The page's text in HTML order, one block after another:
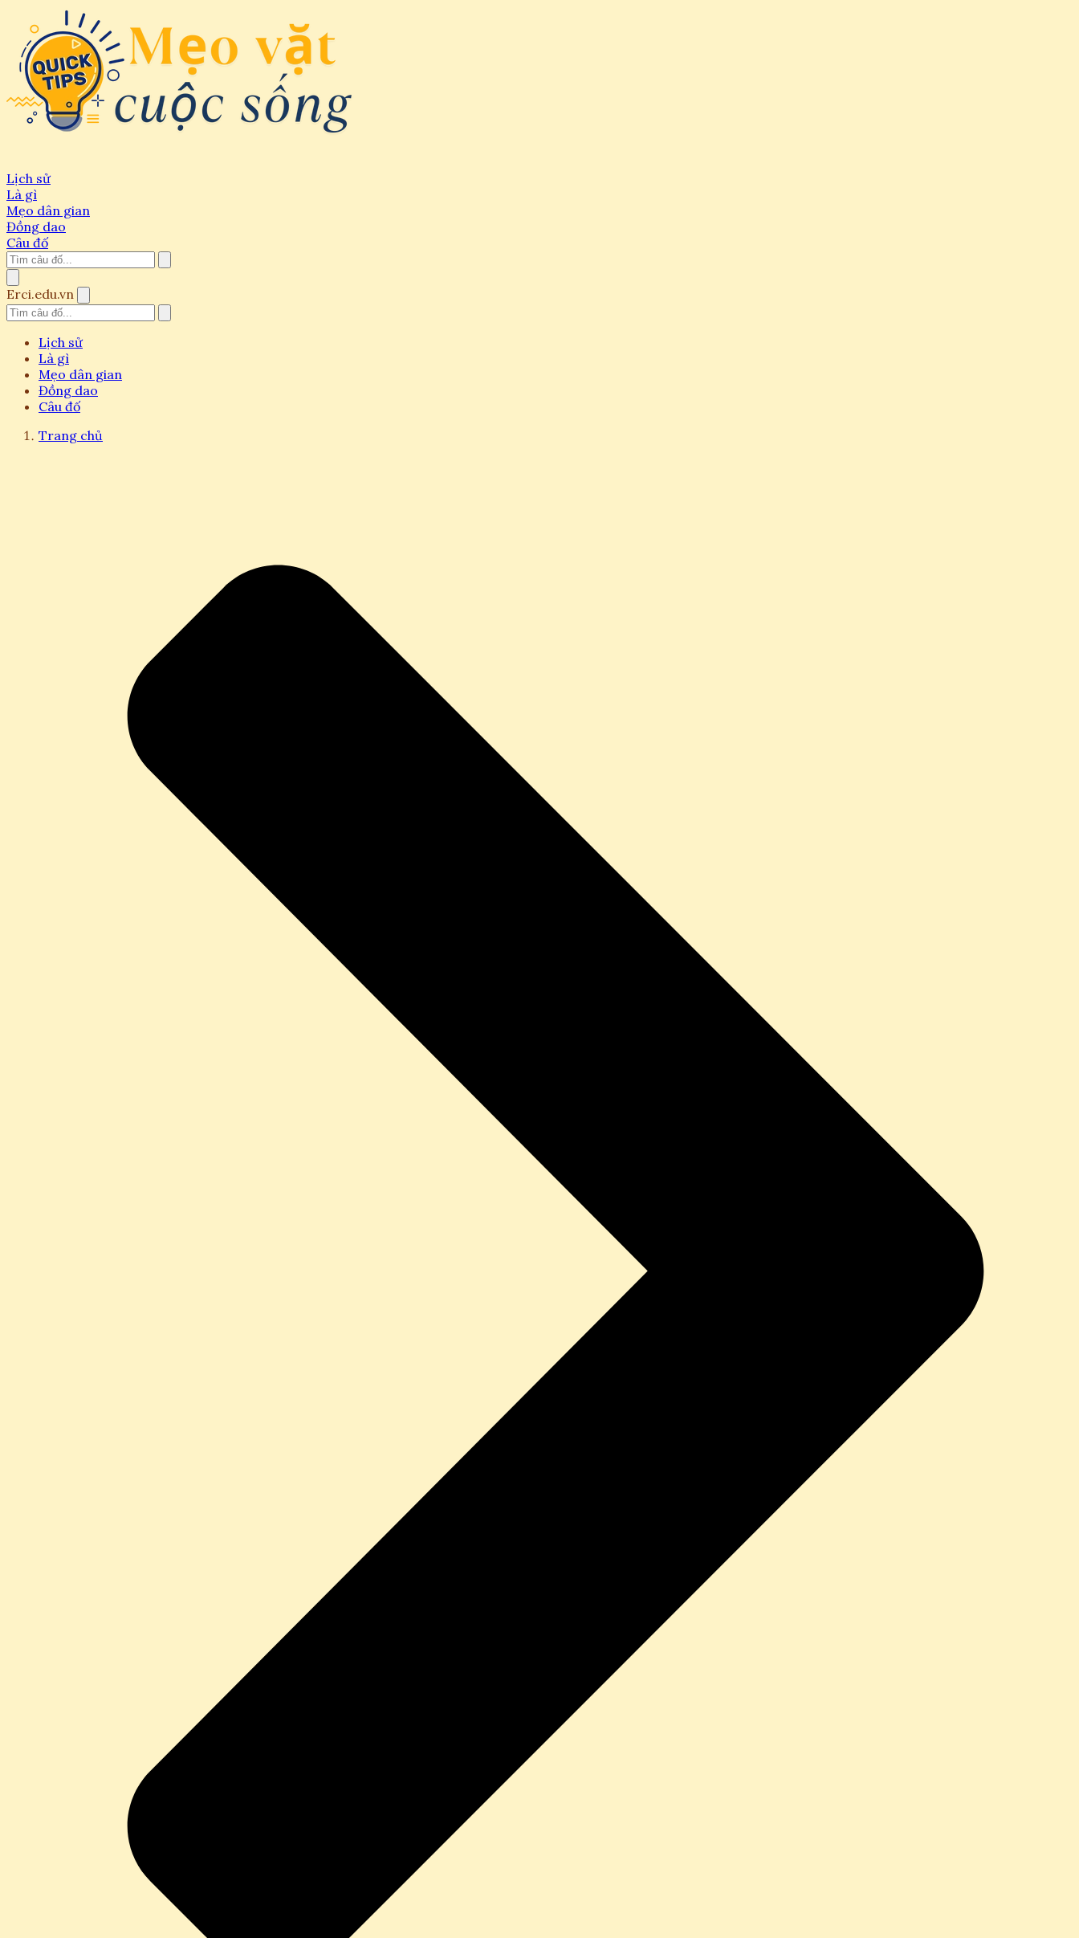
Lịch sử
Là gì
Mẹo dân gian
Đồng dao
Câu đố
Erci.edu.vn
Lịch sử
Là gì
Mẹo dân gian
Đồng dao
Câu đố
Trang chủ